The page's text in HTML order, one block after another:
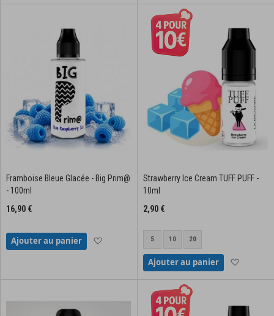
Framboise Bleue Glacée - Big Prim@
- 100ml
16,90 €
Ajouter au panier Ajouter à la liste d'achats
Strawberry Ice Cream TUFF PUFF -
10ml
2,90 €
5 10 20
Ajouter au panier